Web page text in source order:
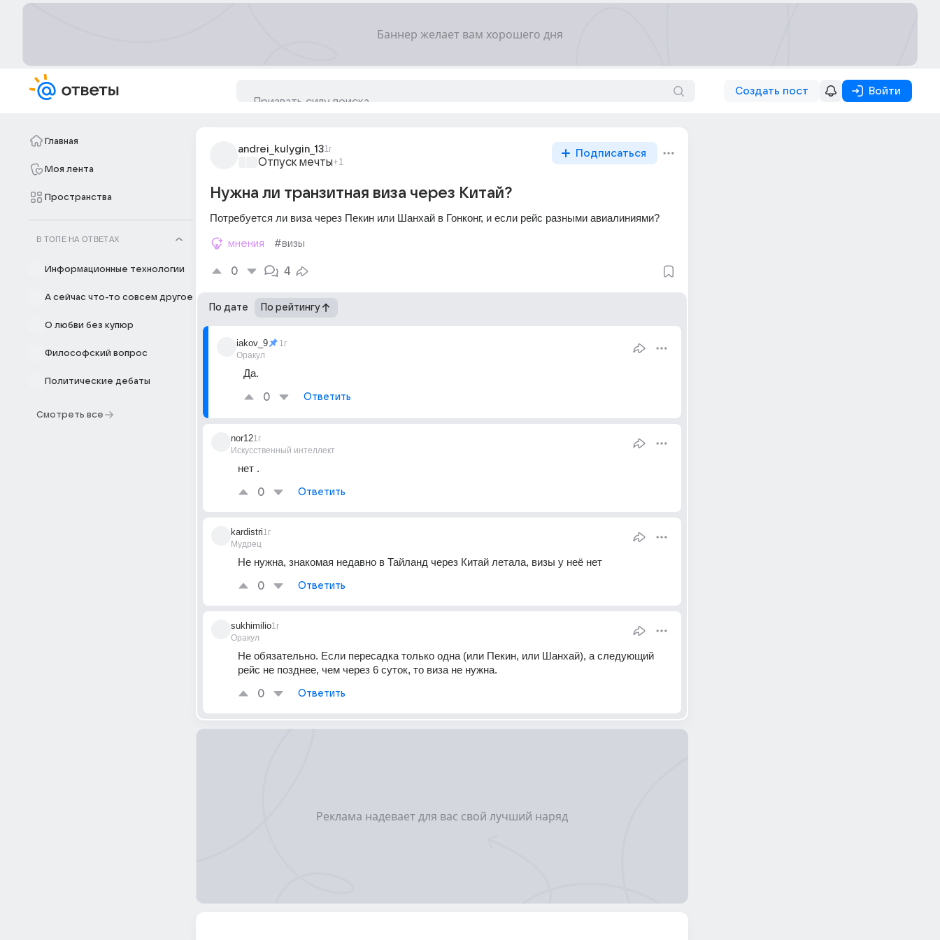
Создать пост Войти
Главная
Моя лента
Пространства
В ТОПЕ НА ОТВЕТАХ
Информационные технологии
А сейчас что-то совсем другое
О любви без купюр
Философский вопрос
Политические дебаты
Смотреть все
andrei_kulygin_131г
Отпуск мечты+1
Подписаться
Нужна ли транзитная виза через Китай?
Потребуется ли виза через Пекин или Шанхай в Гонконг, и если рейс разными авиалиниями?
мнения #визы
0 4
По дате По рейтингу
iakov_9
Оракул
1г
Да.
0 Ответить
nor12
Искусственный интеллект
1г
нет .
0 Ответить
kardistri
Мудрец
1г
Не нужна, знакомая недавно в Тайланд через Китай летала, визы у неё нет
0 Ответить
sukhimilio
Оракул
1г
Не обязательно. Если пересадка только одна (или Пекин, или Шанхай), а следующий
рейс не позднее, чем через 6 суток, то виза не нужна.
0 Ответить